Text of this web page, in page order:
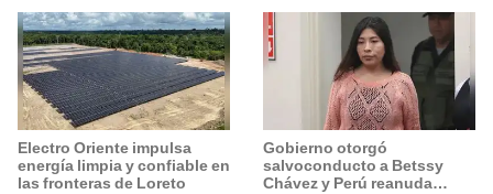
Electro Oriente impulsa
energía limpia y confiable en
las fronteras de Loreto
Gobierno otorgó
salvoconducto a Betssy
Chávez y Perú reanuda